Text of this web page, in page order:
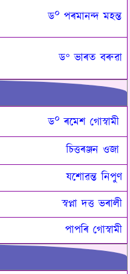
ড০পৰমানন্দ মহন্ত
ড° ভাৰত বৰুৱা
ড০ৰমেশ গোস্বামী
চিত্তৰঞ্জন ওজা
যশোৱন্ত নিপুণ
স্বপ্না দত্ত ভৰালী
পাপৰি গোস্বামী